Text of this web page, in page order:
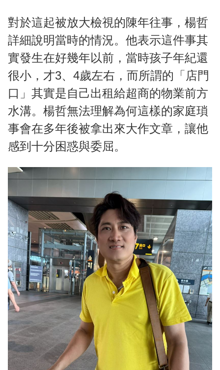
對於這起被放大檢視的陳年往事，楊哲
詳細說明當時的情況。他表示這件事其
實發生在好幾年以前，當時孩子年紀還
很小，才3、4歲左右，而所謂的「店門
口」其實是自己出租給超商的物業前方
水溝。楊哲無法理解為何這樣的家庭瑣
事會在多年後被拿出來大作文章，讓他
感到十分困惑與委屈。